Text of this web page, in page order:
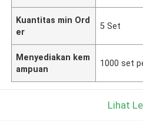
Kuantitas min Ord
er
5 Set
Menyediakan kem
ampuan
1000 set
Lihat